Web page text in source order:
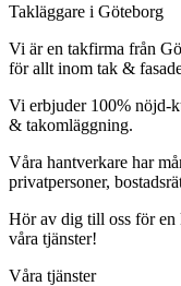
Takläggare i Göteborg
Vi är en takfirma från
för allt inom tak &
Vi erbjuder 100% nöjd-
& takomläggning.
Våra hantverkare har
privatpersoner,
Hör av dig till oss för en
våra tjänster!
Våra tjänster